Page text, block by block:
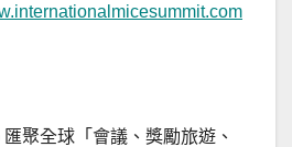
聚全球「會議、獎勵旅遊、